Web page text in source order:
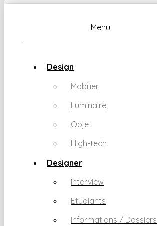
Menu
Design
Mobilier
Luminaire
Objet
High-tech
Designer
Interview
Etudiants
informations / Dossiers